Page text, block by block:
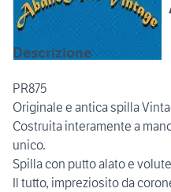
Descrizione
PR875
Originale e antica spilla
Costruita interamente a
unico.
Spilla con putto alato e
Il tutto, impreziosito da